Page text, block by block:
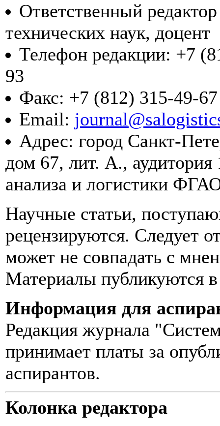
Ответственный
технических наук, доцент
Телефон редакции: +7
93
Факс: +7 (812) 315-49-67
Email:
Адрес: город Санкт-
дом 67, лит. А.,
анализа и логистики
Научные статьи,
рецензируются. Следует
может не совпадать с
Материалы публикуются в
Информация для
Редакция журнала
принимает платы за
аспирантов.
Колонка редактора